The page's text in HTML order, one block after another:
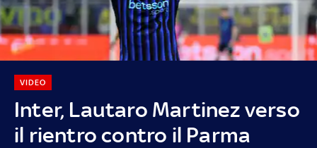
Inter, Lautaro Martinez verso
il rientro contro il Parma
VIDEO